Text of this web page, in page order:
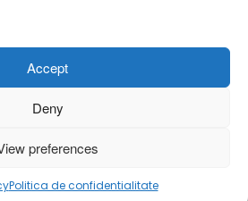
Accept
Deny
preferences
Politica de confidentialitate
MEDIA Toate drepturile sunt rezervate |